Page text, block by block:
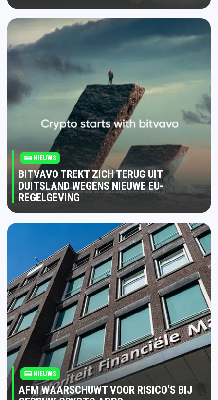
NIEUWS
BITVAVO TREKT ZICH TERUG UIT
DUITSLAND WEGENS NIEUWE EU-
REGELGEVING
NIEUWS
AFM WAARSCHUWT VOOR RISICO’S BIJ